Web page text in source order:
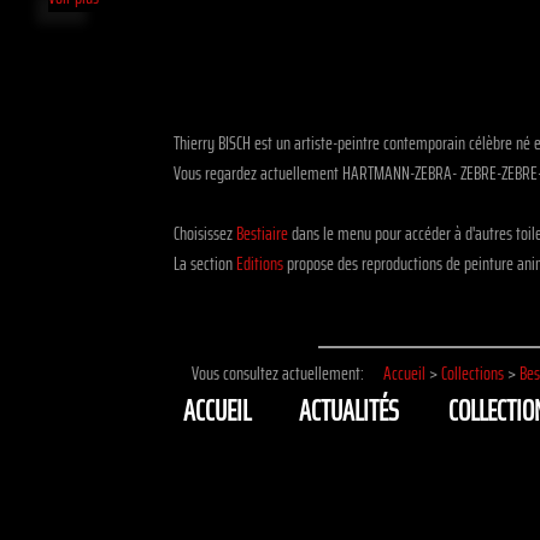
Thierry BISCH est un artiste-peintre contemporain célèbre né
Vous regardez actuellement HARTMANN-ZEBRA- ZEBRE-
ChoisissezBestiairedans le menu pour accéder à d'autres
La sectionEditionspropose des reproductions de peinture
Vous consultez actuellement: Accueil >Collections>
ACCUEIL ACTUALITÉS